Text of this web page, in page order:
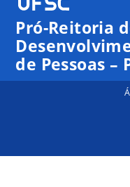
Pró-Reitoria
de Pessoas –